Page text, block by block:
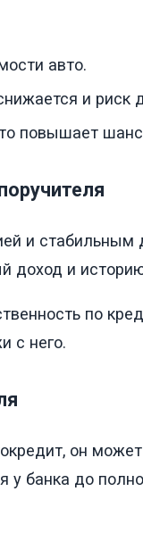
авто.
и риск
повышает
и
и
по
с него.
он
банка до